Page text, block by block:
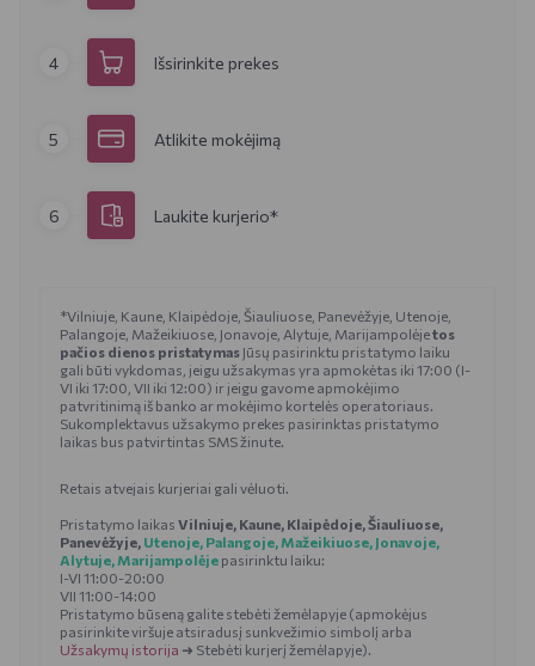
4 Išsirinkite prekes
5 Atlikite mokėjimą
6 Laukite kurjerio*
*Vilniuje, Kaune, Klaipėdoje, Šiauliuose, Panevėžyje, Utenoje,
Palangoje, Mažeikiuose, Jonavoje, Alytuje, Marijampolėjetos
pačios dienos pristatymas Jūsų pasirinktu pristatymo laiku
gali būti vykdomas, jeigu užsakymas yra apmokėtas iki 17:00 (I-
VI iki 17:00, VII iki 12:00) ir jeigu gavome apmokėjimo
patvritinimą iš banko ar mokėjimo kortelės operatoriaus.
Sukomplektavus užsakymo prekes pasirinktas pristatymo
laikas bus patvirtintas SMS žinute.
Retais atvejais kurjeriai gali vėluoti.
Pristatymo laikas Vilniuje, Kaune, Klaipėdoje, Šiauliuose,
Panevėžyje, Utenoje, Palangoje, Mažeikiuose, Jonavoje,
Alytuje, Marijampolėje pasirinktu laiku:
I-VI 11:00-20:00
VII 11:00-14:00
Pristatymo būseną galite stebėti žemėlapyje (apmokėjus
pasirinkite viršuje atsiradusį sunkvežimio simbolį arba
Užsakymų istorija ➜ Stebėti kurjerį žemėlapyje).